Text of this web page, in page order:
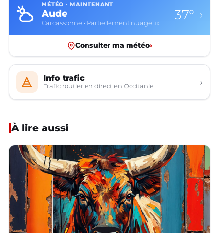
MÉTÉO · MAINTENANT
Aude
Carcassonne · Partiellement nuageux
37° ›
Consulter ma météo›
Info trafic
Trafic routier en direct en Occitanie ›
À lire aussi